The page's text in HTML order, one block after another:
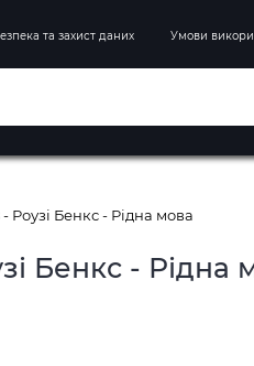
та захист даних Умови
Роузі Бенкс - Рідна мова
Бенкс - Рідна